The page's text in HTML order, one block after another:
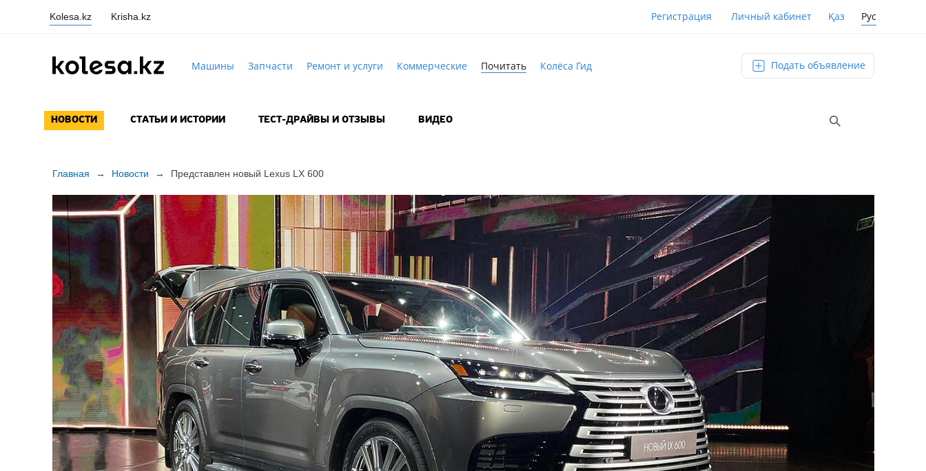
Kolesa.kz Krisha.kz Регистрация Личный кабинет Қаз Рус
Машины Запчасти Ремонт и услуги Коммерческие Почитать Колёса Гид Подать объявление
НОВОСТИ СТАТЬИ И ИСТОРИИ ТЕСТ-ДРАЙВЫ И ОТЗЫВЫ ВИДЕО
Главная → Новости → Представлен новый Lexus LX 600